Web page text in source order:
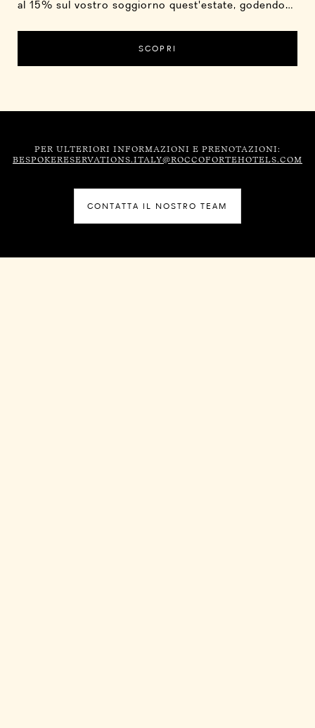
al 15% sul vostro soggiorno quest'estate, godendovi
SCOPRI
PER ULTERIORI INFORMAZIONI E PRENOTAZIONI:
BESPOKERESERVATIONS.ITALY@ROCCOFORTEHOTELS.COM
CONTATTA IL NOSTRO TEAM